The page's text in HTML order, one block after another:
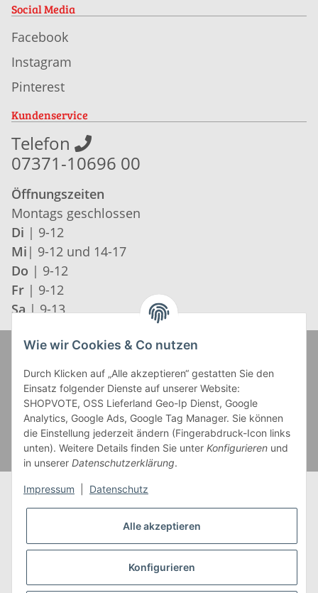
Social Media
Facebook
Instagram
Pinterest
Kundenservice
Telefon
07371-10696 00
Öffnungszeiten
Montags geschlossen
Di | 9-12
Mi | 9-12 und 14-17
Do | 9-12
Fr | 9-12
Sa | 9-13
* Alle Preise inkl. gesetzlicher USt., zzgl.Versand
** Gilt für Lieferungen innerhalb Deutschlands,
Lieferzeiten für andere Länder entnehmen Sie bitte
Wie wir Cookies & Co nutzen
Durch Klicken auf „Alle akzeptieren“ gestatten Sie den
Einsatz folgender Dienste auf unserer Website:
SHOPVOTE, OSS Lieferland Geo-Ip Dienst, Google
Analytics, Google Ads, Google Tag Manager. Sie können
die Einstellung jederzeit ändern (Fingerabdruck-Icon links
unten). Weitere Details finden Sie unter Konfigurieren und
in unserer Datenschutzerklärung.
Impressum Datenschutz
Alle akzeptieren
Konfigurieren